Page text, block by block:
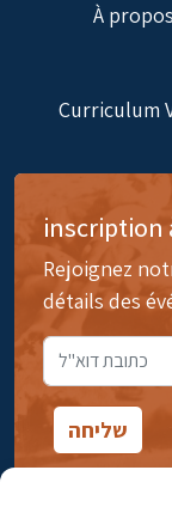
À propos
Curriculum
inscription
Rejoignez
détails des